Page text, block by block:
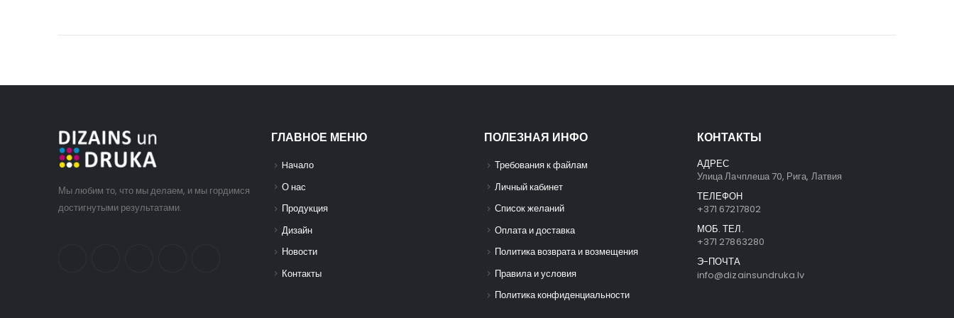
Мы любим то, что мы делаем, и мы гордимся
достигнутыми результатами.
ГЛАВНОЕ МЕНЮ
Hачало
О нас
Продукция
Дизайн
Новости
Контакты
ПОЛЕЗНАЯ ИНФО
Требования к файлам
Личный кабинет
Список желаний
Оплата и доставка
Политика возврата и возмещения
Правила и условия
Политика конфиденциальности
КОНТАКТЫ
АДРЕС
Улица Лачплеша 70, Рига, Латвия
ТЕЛЕФОН
+371 67217802
МОБ. ТЕЛ.
+371 27863280
Э-ПОЧТА
info@dizainsundruka.lv